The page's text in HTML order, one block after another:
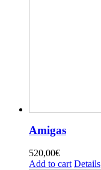
Amigas
520,00€
Add to cart Details